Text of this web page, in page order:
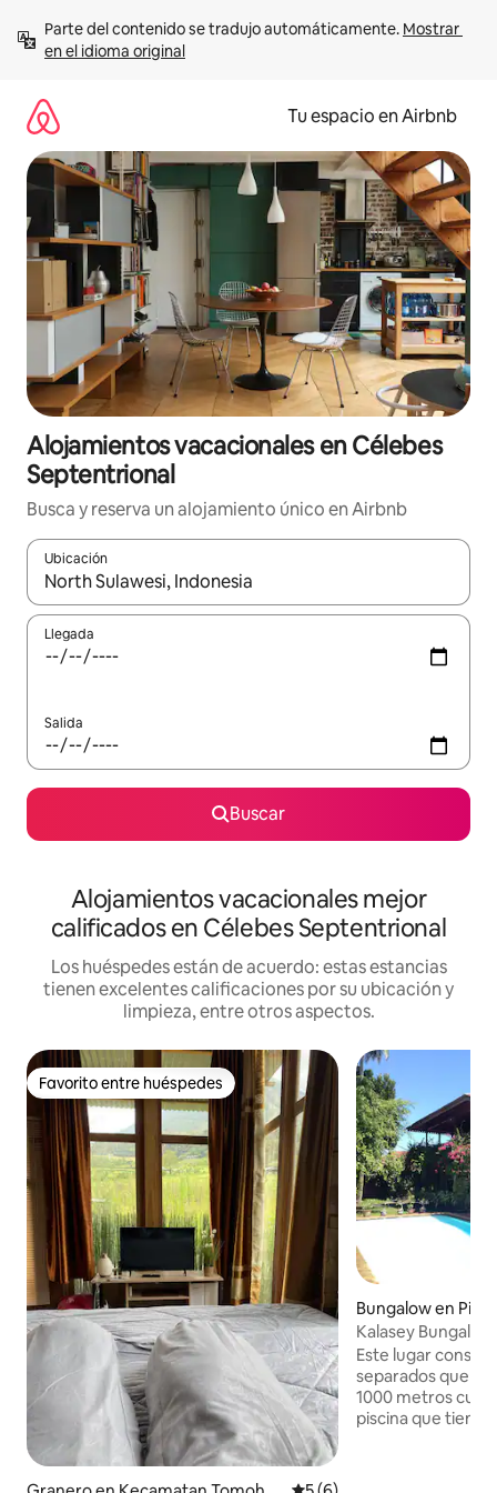
contenido
Parte del contenido se tradujo automáticamente. Mostrar
en el idioma original
Tu espacio en Airbnb
Alojamientos vacacionales en Célebes
Septentrional
Busca y reserva un alojamiento único en Airbnb
Ubicación
Cuando los resultados estén disponibles, podrás navegar
Llegada
Salida
Buscar
Alojamientos vacacionales mejor
calificados en Célebes Septentrional
Los huéspedes están de acuerdo: estas estancias
tienen excelentes calificaciones por su ubicación y
limpieza, entre otros aspectos.
Favorito entre huéspedes
Favorito entre huéspedes
Bungalow en
Kalasey Bungalow
Este lugar consta
separados que
1000 metros
piscina que tiene